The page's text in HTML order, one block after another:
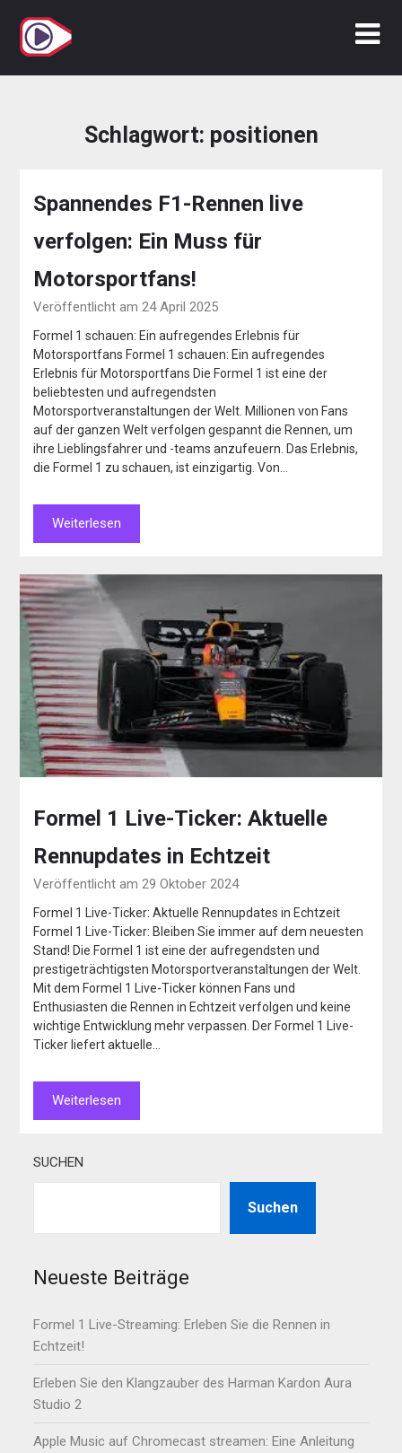
Inhalt
springen
Schlagwort: positionen
Spannendes F1-Rennen live
verfolgen: Ein Muss für
Motorsportfans!
Veröffentlicht am 24 April 2025
Formel 1 schauen: Ein aufregendes Erlebnis für
Motorsportfans Formel 1 schauen: Ein aufregendes
Erlebnis für Motorsportfans Die Formel 1 ist eine der
beliebtesten und aufregendsten
Motorsportveranstaltungen der Welt. Millionen von Fans
auf der ganzen Welt verfolgen gespannt die Rennen, um
ihre Lieblingsfahrer und -teams anzufeuern. Das Erlebnis,
die Formel 1 zu schauen, ist einzigartig. Von…
Weiterlesen
Formel 1 Live-Ticker: Aktuelle
Rennupdates in Echtzeit
Veröffentlicht am 29 Oktober 2024
Formel 1 Live-Ticker: Aktuelle Rennupdates in Echtzeit
Formel 1 Live-Ticker: Bleiben Sie immer auf dem neuesten
Stand! Die Formel 1 ist eine der aufregendsten und
prestigeträchtigsten Motorsportveranstaltungen der Welt.
Mit dem Formel 1 Live-Ticker können Fans und
Enthusiasten die Rennen in Echtzeit verfolgen und keine
wichtige Entwicklung mehr verpassen. Der Formel 1 Live-
Ticker liefert aktuelle…
Weiterlesen
SUCHEN
Suchen
Neueste Beiträge
Formel 1 Live-Streaming: Erleben Sie die Rennen in
Echtzeit!
Erleben Sie den Klangzauber des Harman Kardon Aura
Studio 2
Apple Music auf Chromecast streamen: Eine Anleitung